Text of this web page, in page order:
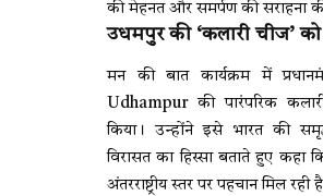
की मेहनत और समर्पण की सराहना
उधमपुर की ‘कलारी चीज’
मन की बात कार्यक्रम में
Udhampur की पारंपरिक
किया। उन्होंने इसे भारत की
विरासत का हिस्सा बताते हुए कहा
अंतरराष्ट्रीय स्तर पर पहचान मिल रही